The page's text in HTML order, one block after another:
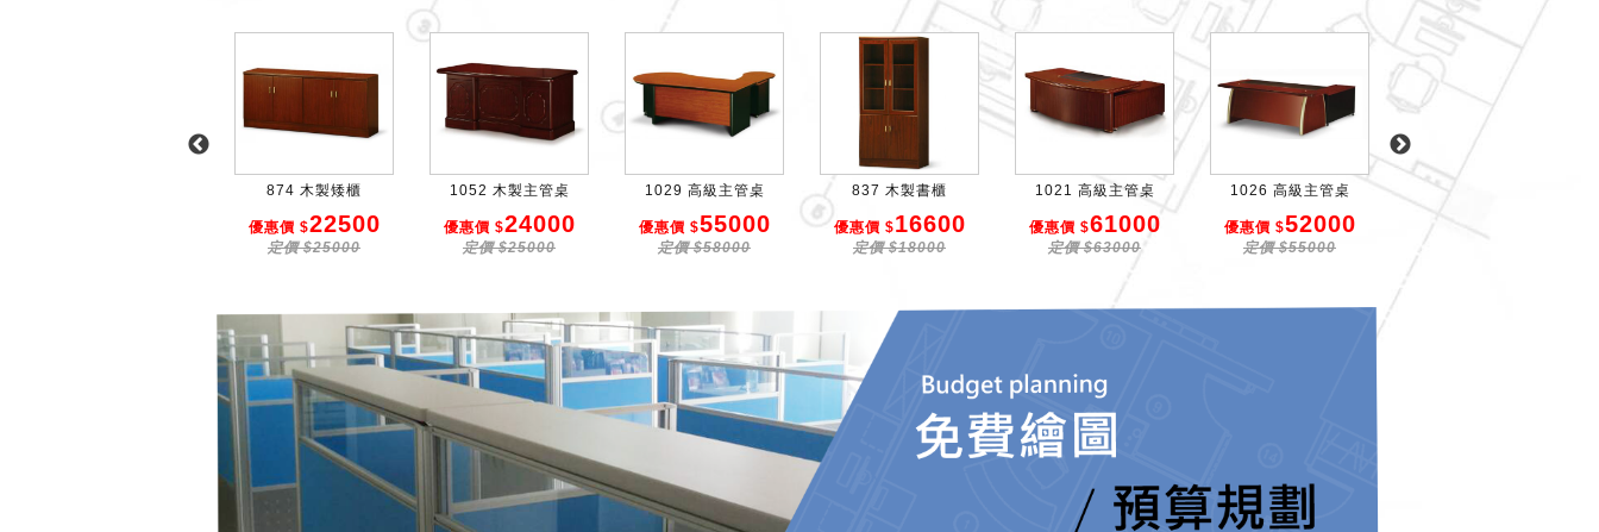
874 木製矮櫃
優惠價 $22500
定價 $25000
1052 木製主管桌
優惠價 $24000
定價 $25000
1029 高級主管桌
優惠價 $55000
定價 $58000
837 木製書櫃
優惠價 $16600
定價 $18000
1021 高級主管桌
優惠價 $61000
定價 $63000
1026 高級主管桌
優惠價 $52000
定價 $55000
1051 木製主管桌